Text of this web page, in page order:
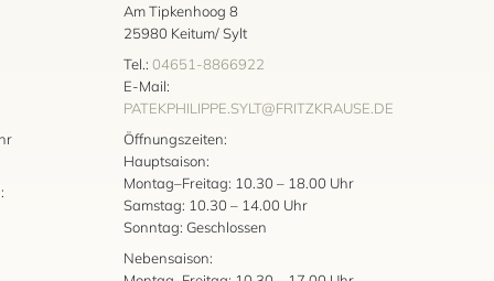
Am Tipkenhoog 8
25980 Keitum/ Sylt
Tel.: 04651-8866922
E-Mail:
PATEKPHILIPPE.SYLT@FRITZKRAUSE.DE
Öffnungszeiten:
Hauptsaison:
Montag–Freitag: 10.30 – 18.00 Uhr
Samstag: 10.30 – 14.00 Uhr
Sonntag: Geschlossen
Nebensaison: